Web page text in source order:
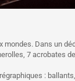
mondes. Dans un
7 acrobates
: